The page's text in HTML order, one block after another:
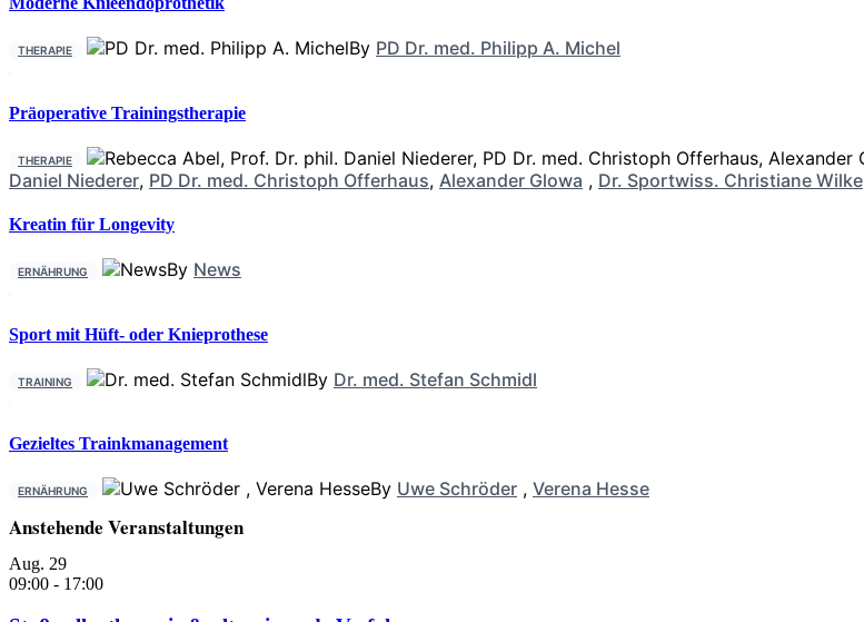
THERAPIE By PD Dr. med. Philipp A. Michel
Präoperative Trainingstherapie
THERAPIE
Daniel Niederer, PD Dr. med. Christoph Offerhaus, Alexander Glowa , Dr. Sportwiss. Christiane Wilke
Kreatin für Longevity
ERNÄHRUNG By News
Sport mit Hüft- oder Knieprothese
TRAINING By Dr. med. Stefan Schmidl
Gezieltes Trainkmanagement
ERNÄHRUNG By Uwe Schröder , Verena Hesse
Anstehende Veranstaltungen
Aug. 29
09:00 - 17:00